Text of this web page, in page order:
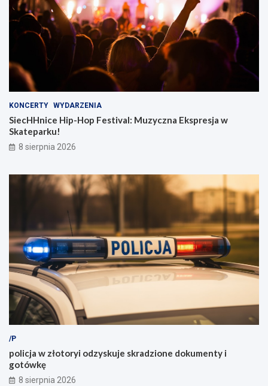
KONCERTY WYDARZENIA
SiecHHnice Hip-Hop Festival: Muzyczna Ekspresja w
Skateparku!
8 sierpnia 2026
/P
policja w złotoryi odzyskuje skradzione dokumenty i
gotówkę
8 sierpnia 2026